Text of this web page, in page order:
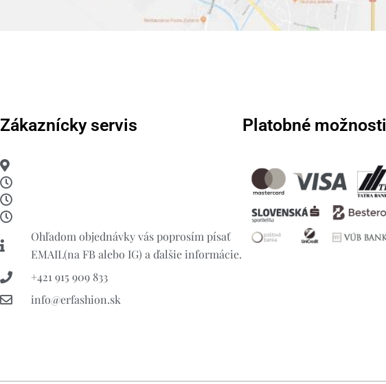
Zákaznícky servis
Ohľadom objednávky vás poprosím písať
EMAIL(na FB alebo IG) a ďalšie informácie.
+421 915 909 833
info@erfashion.sk
Platobné možnosti